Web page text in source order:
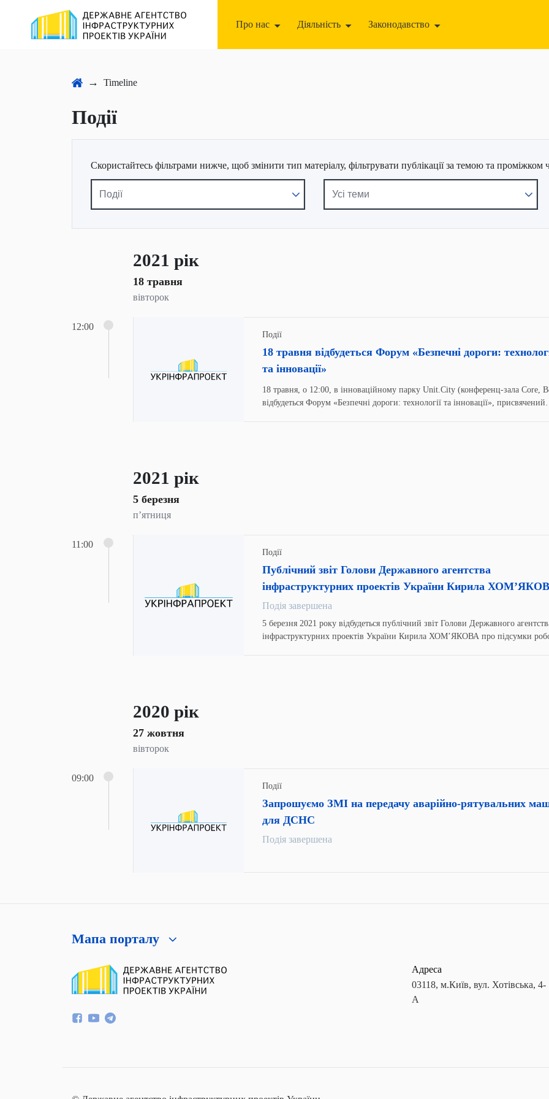
Про нас Діяльність Законодавство
Timeline
Події
Скористайтесь фільтрами нижче, щоб змінити тип матеріалу, фільтрувати публікації за темою та проміжком
Події Усі теми
2021 рік
18 травня
вівторок
Події
18 травня відбудеться Форум «Безпечні дороги:
та інновації»
18 травня, о 12:00, в інноваційному парку Unit.City (конференц-зала Core,
відбудеться Форум «Безпечні дороги: технології та інновації», присвячений
12:00
2021 рік
5 березня
п’ятниця
Події
Публічний звіт Голови Державного агентства
інфраструктурних проектів України Кирила
Подія завершена
5 березня 2021 року відбудеться публічний звіт Голови Державного
інфраструктурних проектів України Кирила ХОМ’ЯКОВА про підсумки
11:00
2020 рік
27 жовтня
вівторок
Події
Запрошуємо ЗМІ на передачу аварійно-рятувальних
для ДСНС
Подія завершена
09:00
Мапа порталу
Адреса
03118, м.Київ, вул. Хотівська, 4-
А